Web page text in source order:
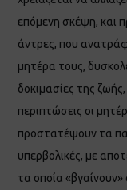
επόμενη σκέψη, και
άντρες, που
μητέρα τους,
δοκιμασίες της
περιπτώσεις οι
προστατέψουν τα
υπερβολικές, με
τα οποία